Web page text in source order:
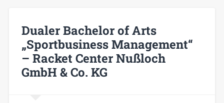
Dualer Bachelor of Arts
„Sportbusiness Management“
– Racket Center Nußloch
GmbH & Co. KG